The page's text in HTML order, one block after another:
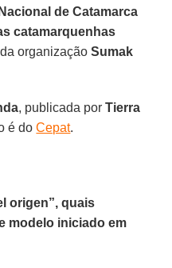
de Catamarca
catamarquenhas
organizaçãoSumak
, publicada porTierra
é doCepat.
origen”, quais
modelo iniciado em